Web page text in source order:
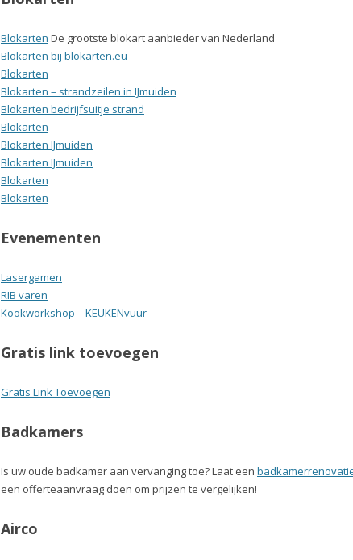
Blokarten De grootste blokart aanbieder van Nederland
Blokarten bij blokarten.eu
Blokarten
Blokarten – strandzeilen in IJmuiden
Blokarten bedrijfsuitje strand
Blokarten
Blokarten IJmuiden
Blokarten IJmuiden
Blokarten
Blokarten
Evenementen
Lasergamen
RIB varen
Kookworkshop – KEUKENvuur
Gratis link toevoegen
Gratis Link Toevoegen
Badkamers
Is uw oude badkamer aan vervanging toe? Laat een
een offerteaanvraag doen om prijzen te vergelijken!
Airco